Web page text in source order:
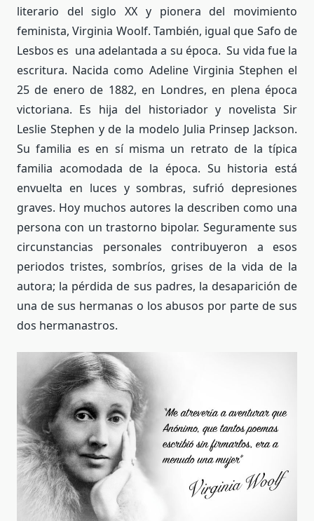
literario del siglo XX y pionera del movimiento
feminista, Virginia Woolf. También, igual que Safo de
Lesbos es una adelantada a su época. Su vida fue la
escritura. Nacida como Adeline Virginia Stephen el
25 de enero de 1882, en Londres, en plena época
victoriana. Es hija del historiador y novelista Sir
Leslie Stephen y de la modelo Julia Prinsep Jackson.
Su familia es en sí misma un retrato de la típica
familia acomodada de la época. Su historia está
envuelta en luces y sombras, sufrió depresiones
graves. Hoy muchos autores la describen como una
persona con un trastorno bipolar. Seguramente sus
circunstancias personales contribuyeron a esos
periodos tristes, sombríos, grises de la vida de la
autora; la pérdida de sus padres, la desaparición de
una de sus hermanas o los abusos por parte de sus
dos hermanastros.